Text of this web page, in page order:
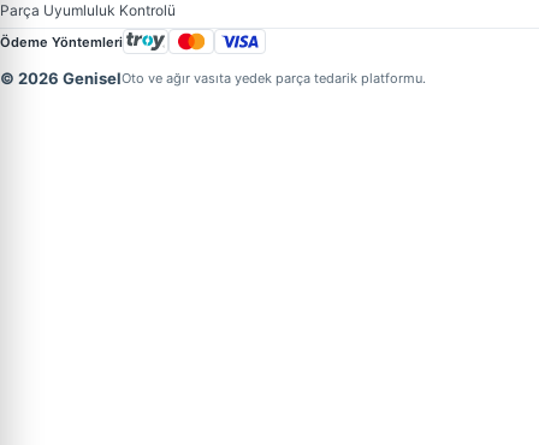
Parça Uyumluluk Kontrolü
Ödeme Yöntemleri
© 2026 GeniselOto ve ağır vasıta yedek parça tedarik platformu.